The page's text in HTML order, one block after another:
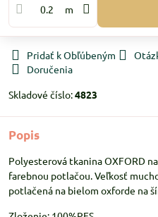
m
Pridať k Obľúbeným
Doručenia
Skladové číslo:4823
Popis
Polyesterová tkanina OXFORD
farebnou potlačou. Veľkosť
potlačená na bielom oxforde na